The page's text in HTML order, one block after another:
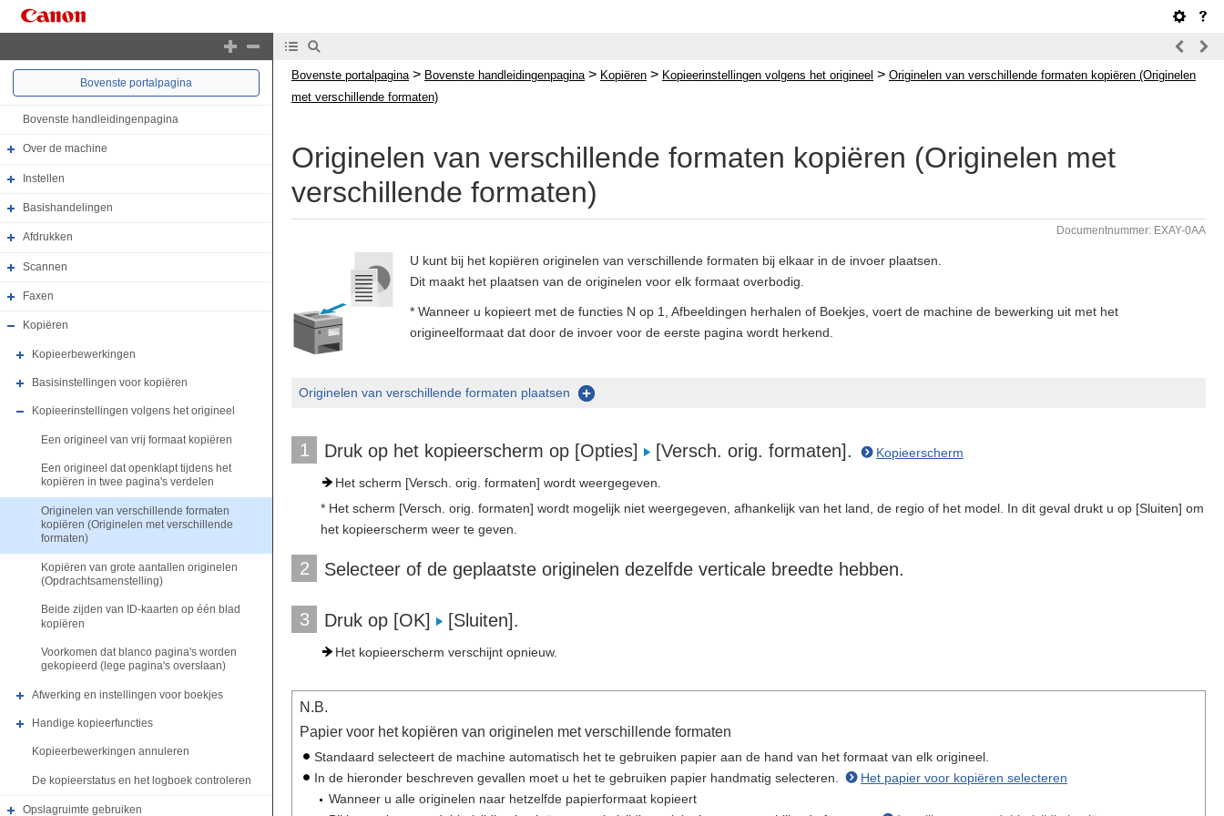
Bovenste portalpagina
Bovenste handleidingenpagina
Over de machine
Instellen
Basishandelingen
Afdrukken
Scannen
Faxen
Kopiëren
Kopieerbewerkingen
Basisinstellingen voor kopiëren
Kopieerinstellingen volgens het origineel
Een origineel van vrij formaat kopiëren
Een origineel dat openklapt tijdens het
kopiëren in twee pagina's verdelen
Originelen van verschillende formaten
kopiëren (Originelen met verschillende
formaten)
Kopiëren van grote aantallen originelen
(Opdrachtsamenstelling)
Beide zijden van ID-kaarten op één blad
kopiëren
Voorkomen dat blanco pagina's worden
gekopieerd (lege pagina's overslaan)
Afwerking en instellingen voor boekjes
Handige kopieerfuncties
Kopieerbewerkingen annuleren
De kopieerstatus en het logboek controleren
Opslagruimte gebruiken
Bovenste portalpagina > Bovenste handleidingenpagina > Kopiëren > Kopieerinstellingen volgens het origineel > Originelen van verschillende formaten kopiëren (Originelen
met verschillende formaten)
Originelen van verschillende formaten kopiëren (Originelen met
verschillende formaten)
Documentnummer: EXAY-0AA
U kunt bij het kopiëren originelen van verschillende formaten bij elkaar in de invoer plaatsen.
Dit maakt het plaatsen van de originelen voor elk formaat overbodig.
* Wanneer u kopieert met de functies N op 1, Afbeeldingen herhalen of Boekjes, voert de machine de bewerking uit met het
origineelformaat dat door de invoer voor de eerste pagina wordt herkend.
Originelen van verschillende formaten plaatsen
1 Druk op het kopieerscherm op [Opties] [Versch. orig. formaten]. Kopieerscherm
Het scherm [Versch. orig. formaten] wordt weergegeven.
* Het scherm [Versch. orig. formaten] wordt mogelijk niet weergegeven, afhankelijk van het land, de regio of het model. In dit geval drukt u op [Sluiten] om
het kopieerscherm weer te geven.
2 Selecteer of de geplaatste originelen dezelfde verticale breedte hebben.
3 Druk op [OK] [Sluiten].
Het kopieerscherm verschijnt opnieuw.
N.B.
Papier voor het kopiëren van originelen met verschillende formaten
Standaard selecteert de machine automatisch het te gebruiken papier aan de hand van het formaat van elk origineel.
In de hieronder beschreven gevallen moet u het te gebruiken papier handmatig selecteren.
Het papier voor kopiëren selecteren
Wanneer u alle originelen naar hetzelfde papierformaat kopieert